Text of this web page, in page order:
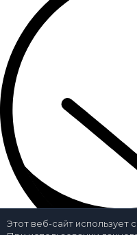
Этот веб-сайт использует